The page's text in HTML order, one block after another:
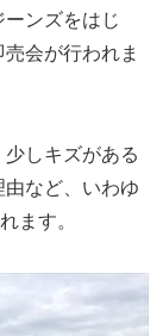
ンズをはじ
会が行われま
しキズがある
など、いわゆ
ます。